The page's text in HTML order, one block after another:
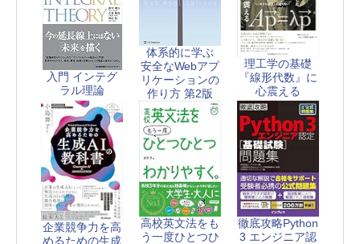
入門 インテグ
ラル理論
体系的に学ぶ
安全なWebアプ
リケーションの
作り方 第2版
理工学の基礎
『線形代数』に
心震える
企業競争力を高
めるための生成
高校英文法をも
う一度ひとつひ
徹底攻略Python
3 エンジニア認